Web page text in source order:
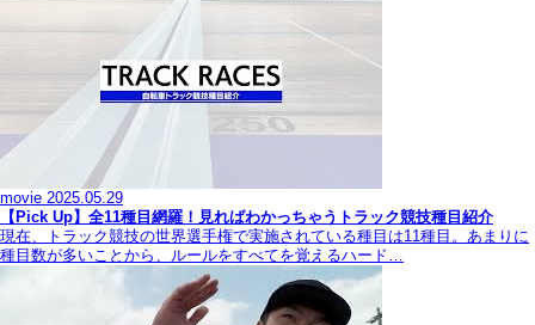
movie 2025.05.29
【Pick Up】全11種目網羅！見ればわかっちゃうトラック競技種目紹介
現在、トラック競技の世界選手権で実施されている種目は11種目。あまりに
種目数が多いことから、ルールをすべてを覚えるハード…